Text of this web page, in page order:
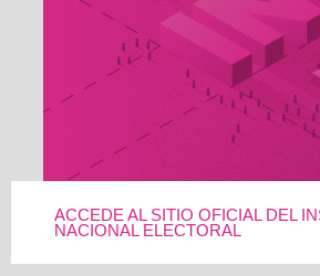
ACCEDE AL SITIO OFICIAL DEL
NACIONAL ELECTORAL